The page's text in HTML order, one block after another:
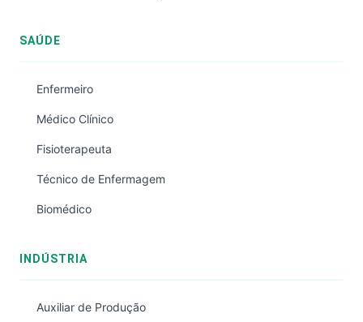
SAÚDE
Enfermeiro
Médico Clínico
Fisioterapeuta
Técnico de Enfermagem
Biomédico
INDÚSTRIA
Auxiliar de Produção